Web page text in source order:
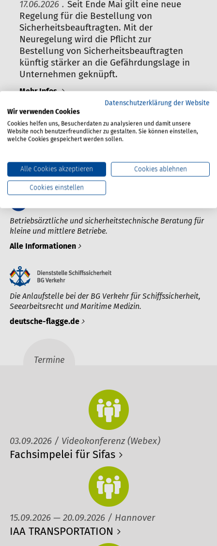
17.06.2026 . Seit Ende Mai gilt eine neue
Regelung für die Bestellung von
Sicherheitsbeauftragten. Mit der
Neuregelung wird die Pflicht zur
Bestellung von Sicherheitsbeauftragten
künftig stärker an die Gefährdungslage in
Unternehmen geknüpft.
Mehr Infos
Vorschriften und Informationen zu Arbeitssicherheit und
Kompendium der BG Verkehr
Betriebsärztliche und sicherheitstechnische Beratung für
kleine und mittlere Betriebe.
Alle Informationen
Die Anlaufstelle bei der BG Verkehr für Schiffssicherheit,
Seearbeitsrecht und Maritime Medizin.
deutsche-flagge.de
Termine
03.09.2026 / Videokonferenz (Webex)
Fachsimpelei für Sifas
15.09.2026 — 20.09.2026 / Hannover
IAA TRANSPORTATION
Datenschutzerklärung der Website
Wir verwenden Cookies
Cookies helfen uns, Besucherdaten zu analysieren und damit unsere
Website noch benutzerfreundlicher zu gestalten. Sie können einstellen,
welche Cookies gespeichert werden sollen.
Alle Cookies akzeptieren Cookies ablehnen
Cookies einstellen